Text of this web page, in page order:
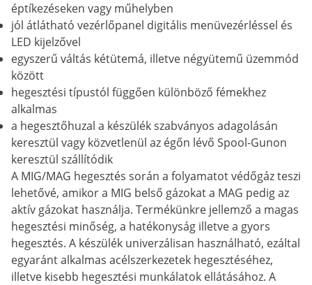
éptíkezéseken vagy műhelyben
jól átlátható vezérlőpanel digitális menüvezérléssel és
LED kijelzővel
egyszerű váltás kétütemá, illetve négyütemű üzemmód
között
hegesztési típustól függően különböző fémekhez
alkalmas
a hegesztőhuzal a készülék szabványos adagolásán
keresztül vagy közvetlenül az égőn lévő Spool-Gunon
keresztül szállítódik
A MIG/MAG hegesztés során a folyamatot védőgáz teszi
lehetővé, amikor a MIG belső gázokat a MAG pedig az
aktív gázokat használja. Termékünkre jellemző a magas
hegesztési minőség, a hatékonyság illetve a gyors
hegesztés. A készülék univerzálisan használható, ezáltal
egyaránt alkalmas acélszerkezetek hegesztéséhez,
illetve kisebb hegesztési munkálatok ellátásához. A